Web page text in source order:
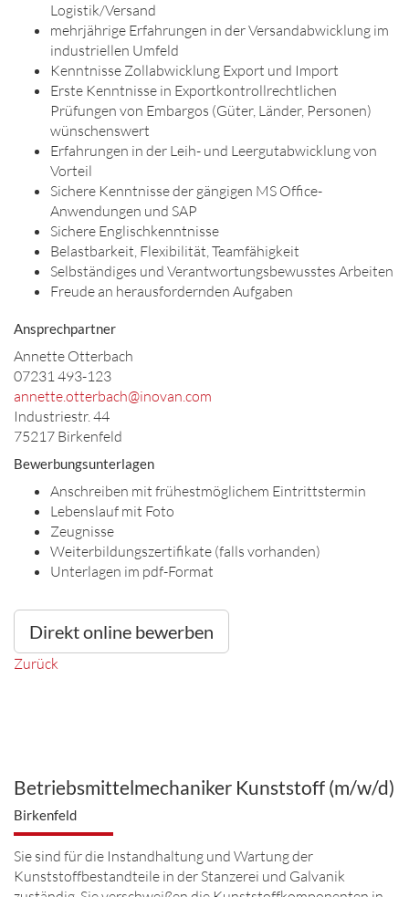
Logistik/Versand
mehrjährige Erfahrungen in der Versandabwicklung im
industriellen Umfeld
Kenntnisse Zollabwicklung Export und Import
Erste Kenntnisse in Exportkontrollrechtlichen
Prüfungen von Embargos (Güter, Länder, Personen)
wünschenswert
Erfahrungen in der Leih- und Leergutabwicklung von
Vorteil
Sichere Kenntnisse der gängigen MS Office-
Anwendungen und SAP
Sichere Englischkenntnisse
Belastbarkeit, Flexibilität, Teamfähigkeit
Selbständiges und Verantwortungsbewusstes Arbeiten
Freude an herausfordernden Aufgaben
Ansprechpartner
Annette Otterbach
07231 493-123
annette.otterbach@inovan.com
Industriestr. 44
75217 Birkenfeld
Bewerbungsunterlagen
Anschreiben mit frühestmöglichem Eintrittstermin
Lebenslauf mit Foto
Zeugnisse
Weiterbildungszertifikate (falls vorhanden)
Unterlagen im pdf-Format
Direkt online bewerben
Zurück
Betriebsmittelmechaniker Kunststoff (m/w/d)
Birkenfeld
Sie sind für die Instandhaltung und Wartung der
Kunststoffbestandteile in der Stanzerei und Galvanik